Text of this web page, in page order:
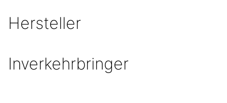
Hersteller
Inverkehrbringer